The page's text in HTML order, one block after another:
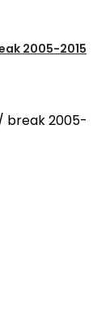
2005-2015
break 2005-